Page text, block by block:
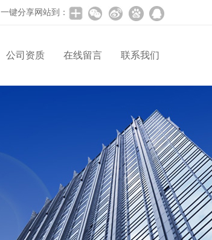
一键分享网站到：
公司资质 在线留言 联系我们